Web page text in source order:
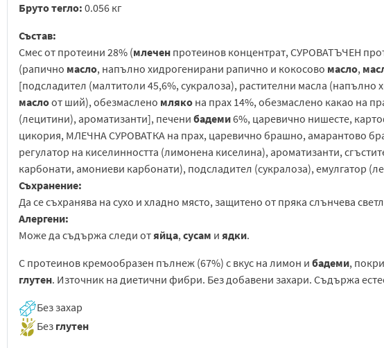
Бруто тегло: 0.056 кг
Състав:
Cмес от протеини 28% (млечен протеинов концентрат, СУРОВАТЪЧЕН
(рапично масло, напълно хидрогенирани рапично и кокосово масло,
[подсладител (малтитоли 45,6%, сукралоза), растителни масла (напълно
маслоот ший), обезмаслено мляко на прах 14%, обезмаслено какао на
(лецитини), ароматизанти], печени бадеми6%, царевично нишесте,
цикория, МЛЕЧНА СУРОВАТКА на прах, царевично брашно, амарантово
регулатор на киселинността (лимонена киселина), ароматизанти,
карбонати, амониеви карбонати), подсладител (сукралоза), емулгатор
Съхранение:
Да се съхранява на сухо и хладно място, защитено от пряка слънчева
Алергени:
Може да съдържа следи отяйца,сусам и ядки.
С протеинов кремообразен пълнеж (67%) с вкус на лимон и бадеми,
глутен. Източник на диетични фибри. Без добавени захари. Съдържа
Без захар
Без глутен